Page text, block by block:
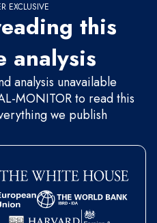
EXCLUSIVE
this
analysis
analysis unavailable
MONITOR to read this
we publish